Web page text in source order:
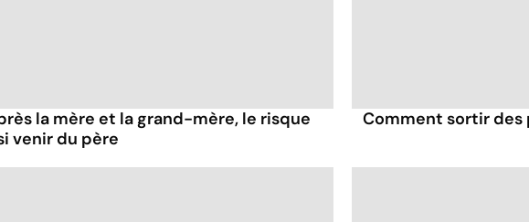
la mère et la grand-mère, le risque
venir du père
Comment sortir des